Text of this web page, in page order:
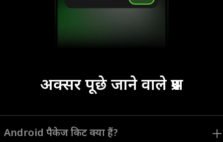
अक्सर पूछे जाने वाले प्रश्न
Android पैकेज किट क्या हैं?